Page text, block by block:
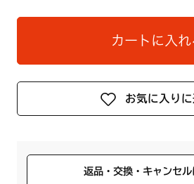
カートに入れ
お気に入り
返品・交換・キャンセ